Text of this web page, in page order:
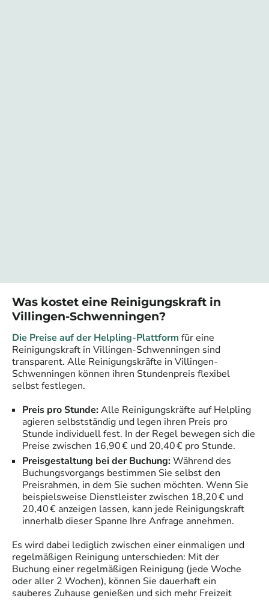
Was kostet eine Reinigungskraft in
Villingen-Schwenningen?
Die Preise auf der Helpling-Plattform für eine
Reinigungskraft in Villingen-Schwenningen sind
transparent. Alle Reinigungskräfte in Villingen-
Schwenningen können ihren Stundenpreis flexibel
selbst festlegen.
Preis pro Stunde:Alle Reinigungskräfte auf Helpling
agieren selbstständig und legen ihren Preis pro
Stunde individuell fest. In der Regel bewegen sich die
Preise zwischen 16,90 € und 20,40 € pro Stunde.
Preisgestaltung bei der Buchung:Während des
Buchungsvorgangs bestimmen Sie selbst den
Preisrahmen, in dem Sie suchen möchten. Wenn Sie
beispielsweise Dienstleister zwischen 18,20 € und
20,40 € anzeigen lassen, kann jede Reinigungskraft
innerhalb dieser Spanne Ihre Anfrage annehmen.
Es wird dabei lediglich zwischen einer einmaligen und
regelmäßigen Reinigung unterschieden: Mit der
Buchung einer regelmäßigen Reinigung (jede Woche
oder aller 2 Wochen), können Sie dauerhaft ein
sauberes Zuhause genießen und sich mehr Freizeit